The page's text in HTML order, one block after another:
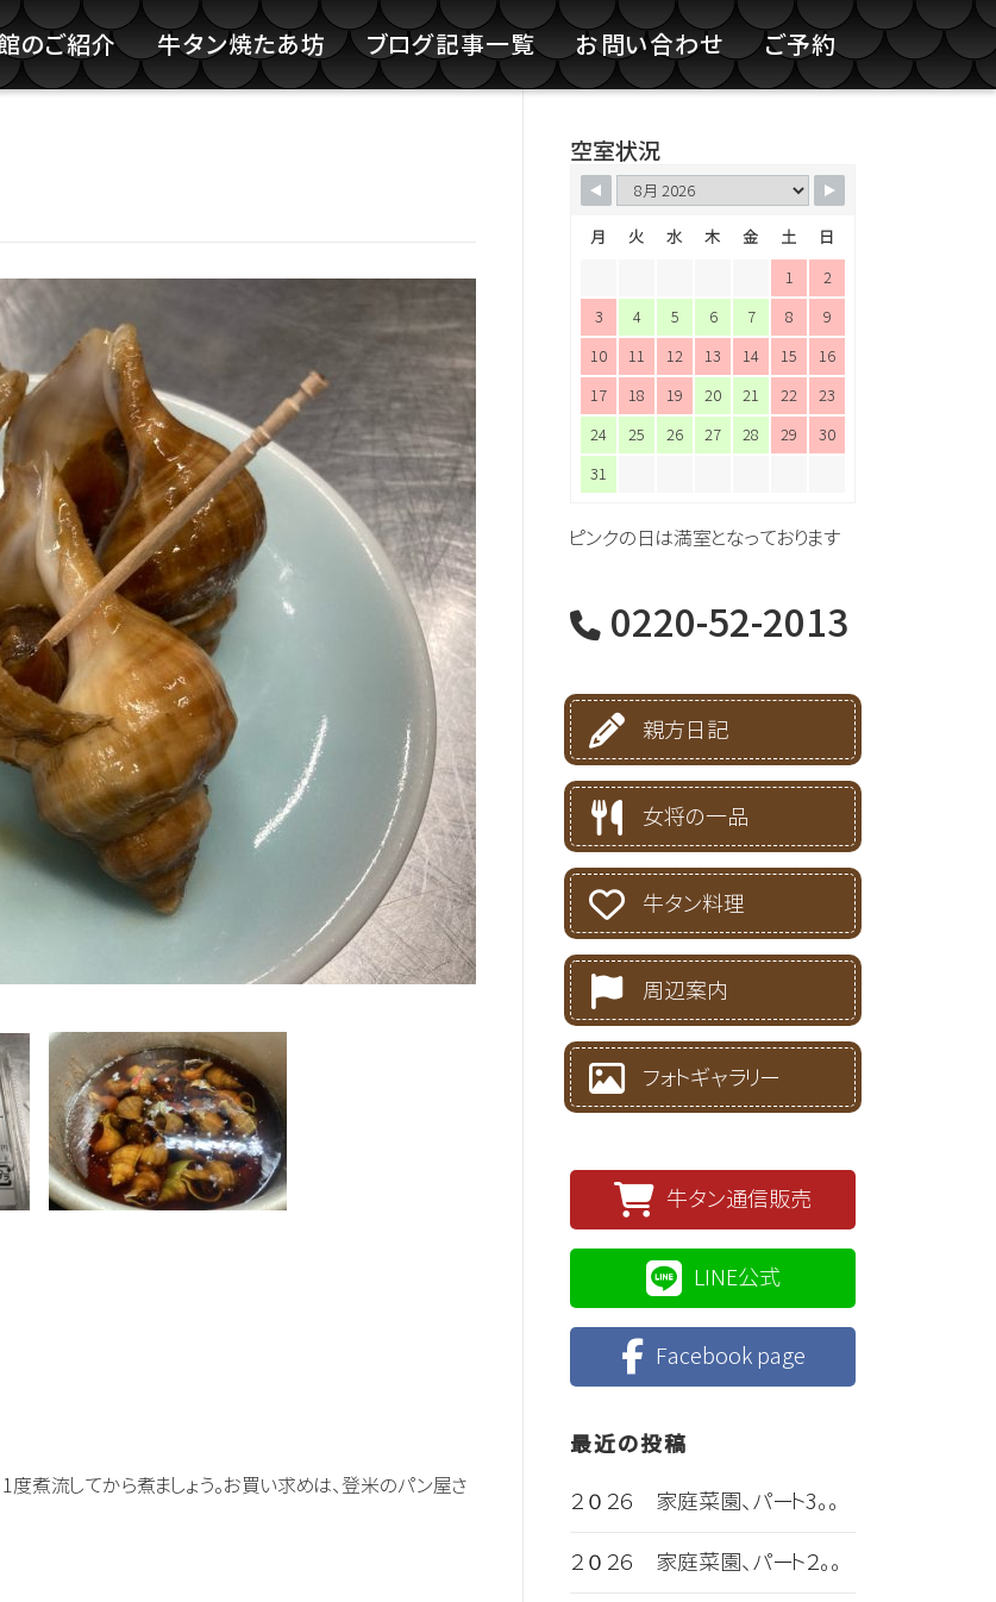
のご紹介 牛タン焼たあ坊 ブログ記事一覧 お問い合わせ ご予約
度煮流してから煮ましょう。お買い求めは、登米のパン屋さ
空室状況
月 火 水 木 金 土
日
1
2
3
4 5 6 7 8
9
10
11 12 13 14 15
16
17
18 19 20 21 22
23
24
25 26 27 28 29
30
31
ピンクの日は満室となっております
0220-52-2013
親方日記
女将の一品
牛タン料理
周辺案内
フォトギャラリー
牛タン通信販売
LINE公式
Facebook page
最近の投稿
２０２６ 家庭菜園、パート3。。
２０２６ 家庭菜園、パート２。。